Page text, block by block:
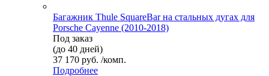
Багажник Thule SquareBar на стальных дугах для
Porsche Cayenne (2010-2018)
Под заказ
(до 40 дней)
37 170 руб. /комп.
Подробнее